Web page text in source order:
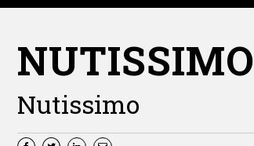
NUTISSIMO
Nutissimo